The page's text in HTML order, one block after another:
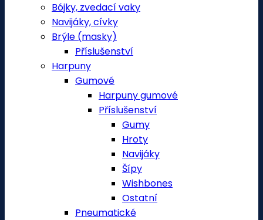
Bójky, zvedací vaky
Navijáky, cívky
Brýle (masky)
Příslušenství
Harpuny
Gumové
Harpuny gumové
Příslušenství
Gumy
Hroty
Navijáky
Šípy
Wishbones
Ostatní
Pneumatické